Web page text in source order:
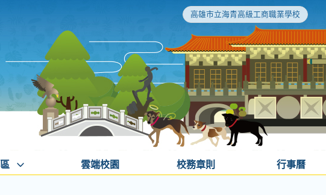
高雄市立海青高級工商職業學校
雲端校園 校務章則 行事曆